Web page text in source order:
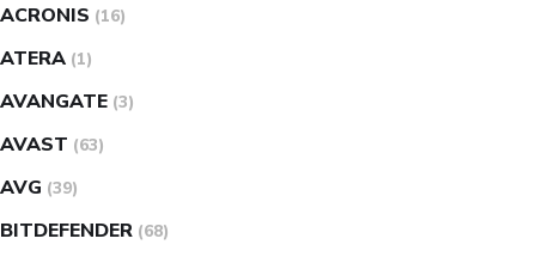
ACRONIS (16)
ATERA (1)
AVANGATE (3)
AVAST (63)
AVG (39)
BITDEFENDER (68)